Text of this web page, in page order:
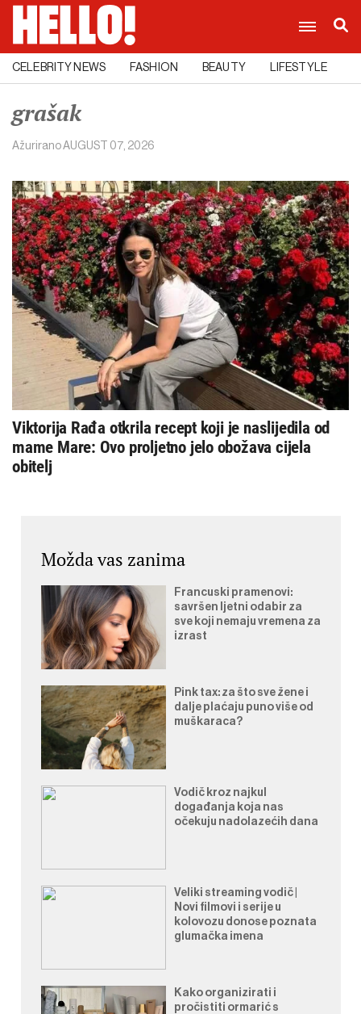
CELEBRITY NEWS FASHION BEAUTY LIFESTYLE
grašak
AžuriranoAUGUST 07, 2026
Viktorija Rađa otkrila recept koji je naslijedila od
mame Mare: Ovo proljetno jelo obožava cijela
obitelj
Možda vas zanima
Francuski pramenovi:
savršen ljetni odabir za
sve koji nemaju vremena za
izrast
Pink tax: za što sve žene i
dalje plaćaju puno više od
muškaraca?
Vodič kroz najkul
događanja koja nas
očekuju nadolazećih dana
Veliki streaming vodič |
Novi filmovi i serije u
kolovozu donose poznata
glumačka imena
Kako organizirati i
pročistiti ormarić s